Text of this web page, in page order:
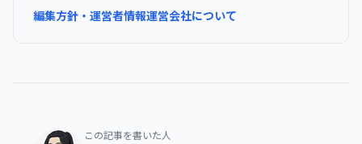
編集方針・運営者情報運営会社について
この記事を書いた人